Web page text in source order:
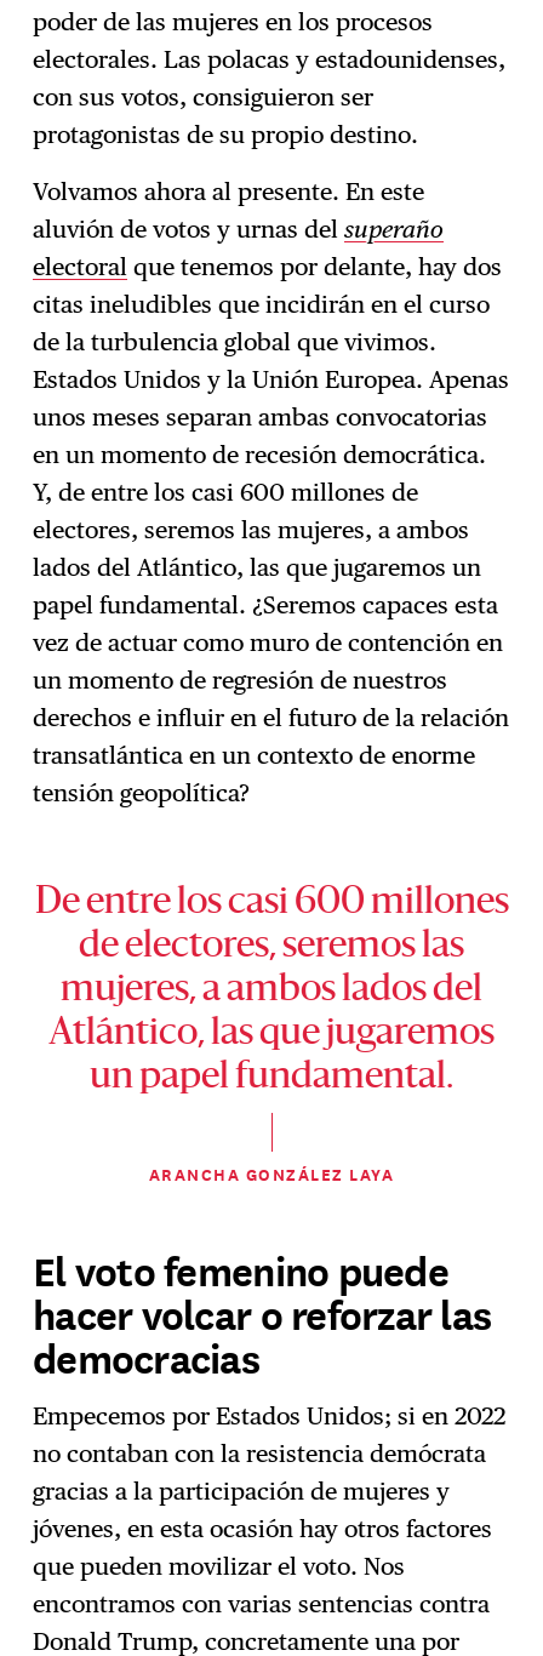
poder de las mujeres en los procesos
electorales. Las polacas y estadounidenses,
con sus votos, consiguieron ser
protagonistas de su propio destino.
Volvamos ahora al presente. En este
aluvión de votos y urnas delsuperaño
electoral que tenemos por delante, hay dos
citas ineludibles que incidirán en el curso
de la turbulencia global que vivimos.
Estados Unidos y la Unión Europea. Apenas
unos meses separan ambas convocatorias
en un momento de recesión democrática.
Y, de entre los casi 600 millones de
electores, seremos las mujeres, a ambos
lados del Atlántico, las que jugaremos un
papel fundamental. ¿Seremos capaces esta
vez de actuar como muro de contención en
un momento de regresión de nuestros
derechos e influir en el futuro de la relación
transatlántica en un contexto de enorme
tensión geopolítica?
De entre los casi 600 millones
de electores, seremos las
mujeres, a ambos lados del
Atlántico, las que jugaremos
un papel fundamental.
ARANCHA GONZÁLEZ LAYA
El voto femenino puede
hacer volcar o reforzar las
democracias
Empecemos por Estados Unidos; si en 2022
no contaban con la resistencia demócrata
gracias a la participación de mujeres y
jóvenes, en esta ocasión hay otros factores
que pueden movilizar el voto. Nos
encontramos con varias sentencias contra
Donald Trump, concretamente una por